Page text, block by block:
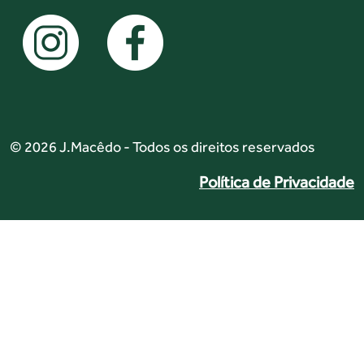
© 2026 J.Macêdo - Todos os direitos reservados
Política de Privacidade